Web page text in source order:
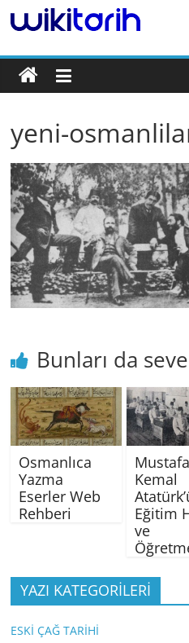
Tarih
Ansiklopedisi
yeni-
Bunları da
Osmanlıca
Yazma
Eserler Web
Rehberi
Mustafa
Kemal
Eğitim
ve
YAZI KATEGORİLERİ
ESKİ ÇAĞ TARİHİ